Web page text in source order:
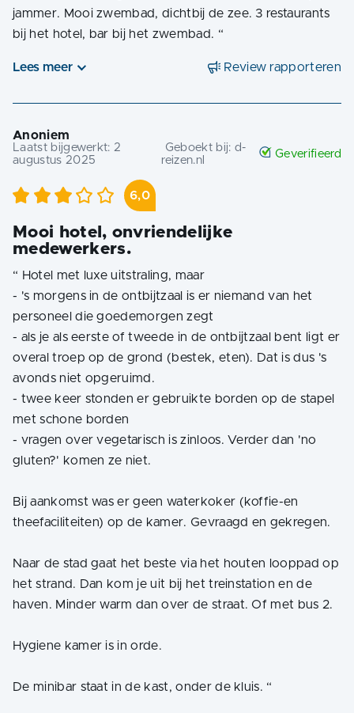
jammer. Mooi zwembad, dichtbij de zee. 3 restaurants
bij het hotel, bar bij het zwembad. “
Lees meer Review rapporteren
Anoniem
Laatst bijgewerkt: 2
augustus 2025
Geboekt bij: d-
reizen.nl
Geverifieerd
6,0
Mooi hotel, onvriendelijke
medewerkers.
“ Hotel met luxe uitstraling, maar
- 's morgens in de ontbijtzaal is er niemand van het
personeel die goedemorgen zegt
- als je als eerste of tweede in de ontbijtzaal bent ligt er
overal troep op de grond (bestek, eten). Dat is dus 's
avonds niet opgeruimd.
- twee keer stonden er gebruikte borden op de stapel
met schone borden
- vragen over vegetarisch is zinloos. Verder dan 'no
gluten?' komen ze niet.
Bij aankomst was er geen waterkoker (koffie-en
theefaciliteiten) op de kamer. Gevraagd en gekregen.
Naar de stad gaat het beste via het houten looppad op
het strand. Dan kom je uit bij het treinstation en de
haven. Minder warm dan over de straat. Of met bus 2.
Hygiene kamer is in orde.
De minibar staat in de kast, onder de kluis. “